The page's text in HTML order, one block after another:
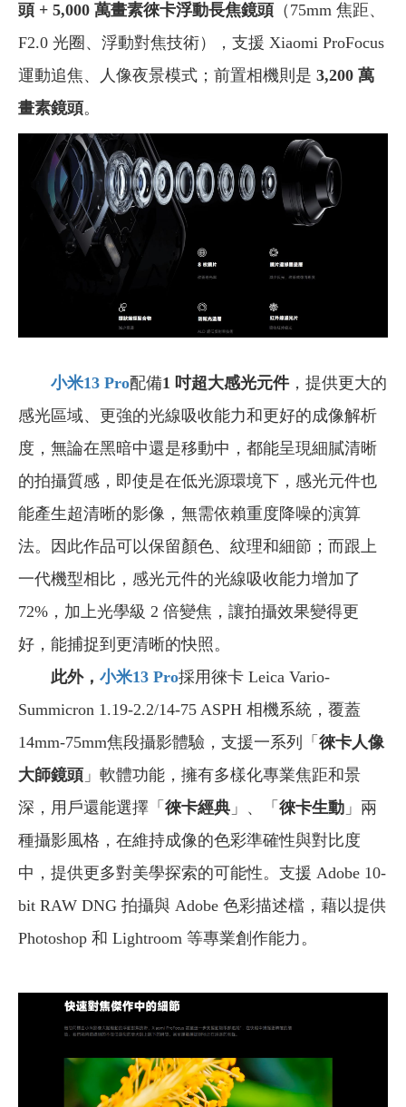
頭 + 5,000 萬畫素徠卡浮動長焦鏡頭 （75mm 焦距、
F2.0 光圈、浮動對焦技術），支援 Xiaomi ProFocus
運動追焦、人像夜景模式；前置相機則是 3,200 萬
畫素鏡頭。
小米13 Pro配備1 吋超大感光元件，提供更大的
感光區域、更強的光線吸收能力和更好的成像解析
度，無論在黑暗中還是移動中，都能呈現細膩清晰
的拍攝質感，即使是在低光源環境下，感光元件也
能產生超清晰的影像，無需依賴重度降噪的演算
法。因此作品可以保留顏色、紋理和細節；而跟上
一代機型相比，感光元件的光線吸收能力增加了
72%，加上光學級 2 倍變焦，讓拍攝效果變得更
好，能捕捉到更清晰的快照。
此外， 小米13 Pro採用徠卡 Leica Vario-
Summicron 1.19-2.2/14-75 ASPH 相機系統，覆蓋
14mm-75mm焦段攝影體驗，支援一系列「 徠卡人像
大師鏡頭」軟體功能，擁有多樣化專業焦距和景
深，用戶還能選擇「 徠卡經典 」、「 徠卡生動 」兩
種攝影風格，在維持成像的色彩準確性與對比度
中，提供更多對美學探索的可能性。支援 Adobe 10-
bit RAW DNG 拍攝與 Adobe 色彩描述檔，藉以提供
Photoshop 和 Lightroom 等專業創作能力。